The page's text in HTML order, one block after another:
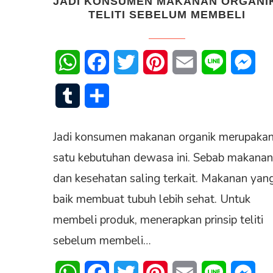
TELITI SEBELUM MEMBELI
WhatsAppFacebookTwitter PinterestEmail Line
Tumblr
Jadi konsumen makanan organik merupakan
satu kebutuhan dewasa ini. Sebab makanan
dan kesehatan saling terkait. Makanan
baik membuat tubuh lebih sehat. Untuk
membeli produk, menerapkan prinsip teliti
sebelum membeli…